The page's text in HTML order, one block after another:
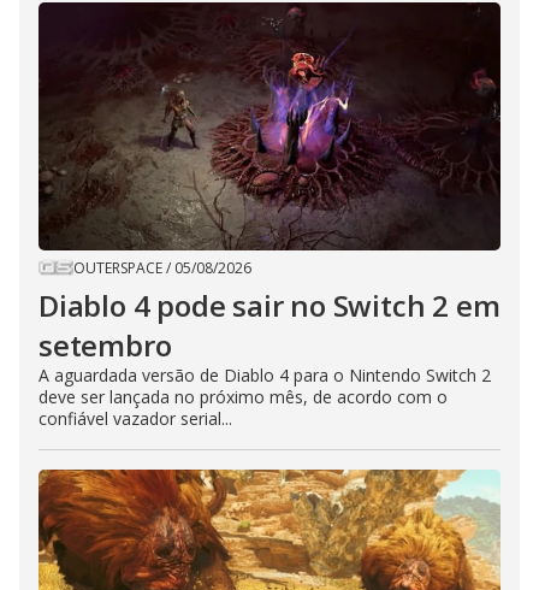
OUTERSPACE/ 05/08/2026
Diablo 4 pode sair no Switch 2 em
setembro
A aguardada versão de Diablo 4 para o Nintendo Switch 2
deve ser lançada no próximo mês, de acordo com o
confiável vazador serial...